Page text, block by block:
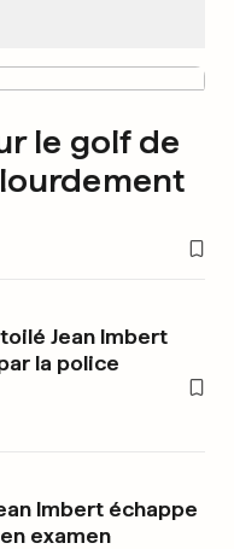
le golf de
Jean Imbert
la police
Imbert échappe
examen